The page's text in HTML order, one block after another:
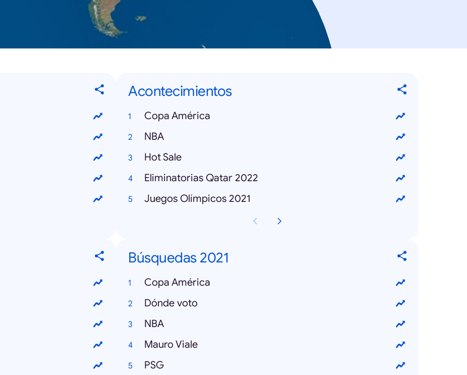
Acontecimientos
Copa América
NBA
Hot Sale
Eliminatorias Qatar 2022
Juegos Olímpicos 2021
Búsquedas 2021
Copa América
Dónde voto
NBA
Mauro Viale
PSG